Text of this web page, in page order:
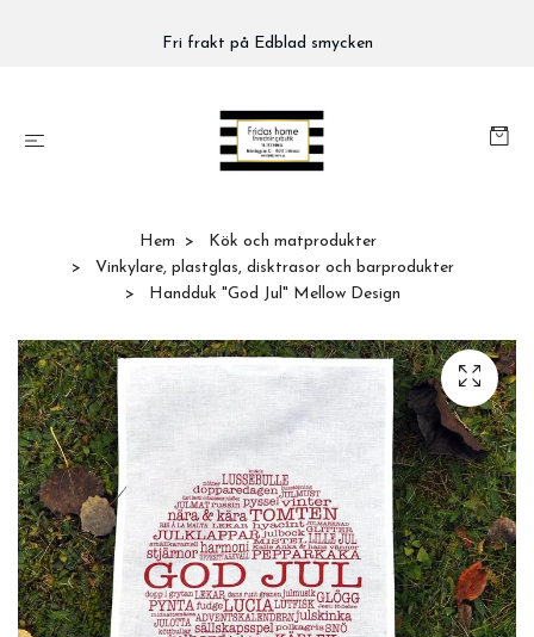
Fri frakt på Edblad smycken
Hem
Kök och matprodukter
Vinkylare, plastglas, disktrasor och barprodukter
Handduk "God Jul" Mellow Design